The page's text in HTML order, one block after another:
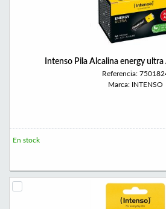
Intenso Pila Alcalina energy
Referencia:
Marca: INTENSO
En stock